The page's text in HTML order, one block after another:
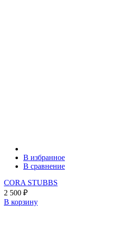
В избранное
В сравнение
CORA STUBBS
2 500 ₽
В корзину